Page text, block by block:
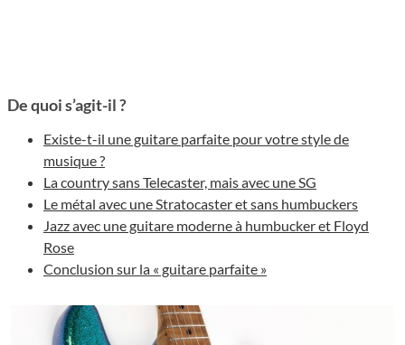
De quoi s’agit-il ?
Existe-t-il une guitare parfaite pour votre style de
musique ?
La country sans Telecaster, mais avec une SG
Le métal avec une Stratocaster et sans humbuckers
Jazz avec une guitare moderne à humbucker et Floyd
Rose
Conclusion sur la « guitare parfaite »